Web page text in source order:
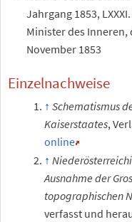
Jahrgang 1853,
Minister des Inneren,
November 1853
Einzelnachweise
Schematismus
Kaiserstaates,
online
Ausnahme der
topographischen
verfasst und